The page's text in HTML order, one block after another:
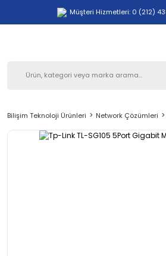
Müşteri Hizmetleri: 0 (212)
Bilişim Teknoloji Ürünleri Network Çözümleri